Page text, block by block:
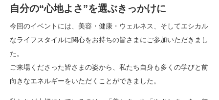
自分の“心地よさ”を選ぶきっかけに
今回のイベントには、美容・健康・ウェルネス、そしてエシカル
なライフスタイルに関心をお持ちの皆さまにご参加いただきまし
た。
ご来場くださった皆さまの姿から、私たち自身も多くの学びと前
向きなエネルギーをいただくことができました。